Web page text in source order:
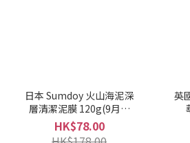
日本 Sumdoy 火山海泥深
層清潔泥膜 120g(9月上
旬)
HK$78.00
英